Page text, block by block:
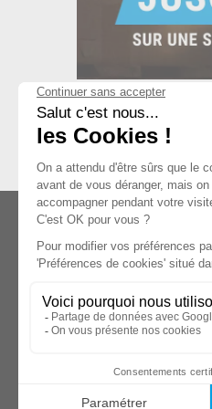
ESPACE DE
8.500 produits
© 2026 -KPX PARTS-